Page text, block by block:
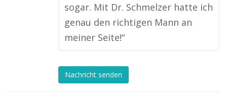
sogar. Mit Dr. Schmelzer hatte ich
genau den richtigen Mann an
meiner Seite!“
Nachricht senden